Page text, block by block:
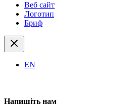
Веб сайт
Логотип
Бриф
EN
Напишіть нам